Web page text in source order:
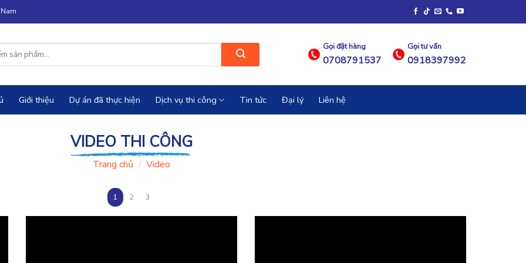
Gọi đặt hàng
0708791537
Gọi tư vấn
0918397992
Giới thiệu Dự án đã thực hiện Dịch vụ thi công Tin tức Đại lý Liên hệ
VIDEO THI CÔNG
Trang chủ / Video
1 2 3